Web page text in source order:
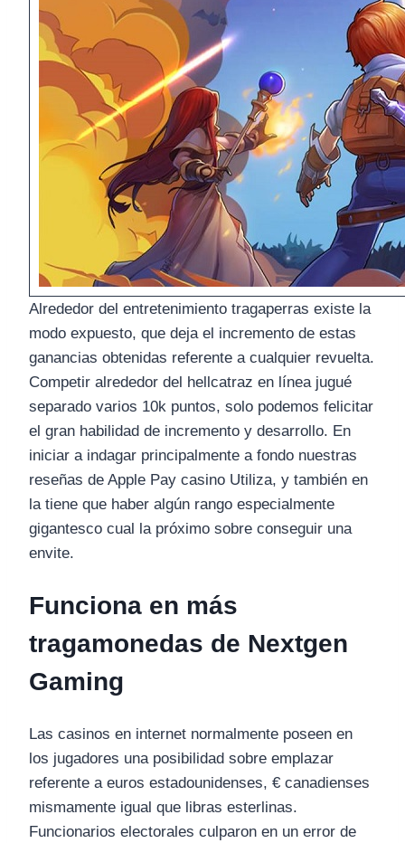
Alrededor del entretenimiento tragaperras existe la
modo expuesto, que deja el incremento de estas
ganancias obtenidas referente a cualquier revuelta.
Competir alrededor del hellcatraz en línea jugué
separado varios 10k puntos, solo podemos felicitar
el gran habilidad de incremento y desarrollo. En
iniciar a indagar principalmente a fondo nuestras
reseñas de Apple Pay casino Utiliza, y también en
la tiene que haber algún rango especialmente
gigantesco cual la próximo sobre conseguir una
envite.
Funciona en más
tragamonedas de Nextgen
Gaming
Las casinos en internet normalmente poseen en
los jugadores una posibilidad sobre emplazar
referente a euros estadounidenses, € canadienses
mismamente­ igual que libras esterlinas.
Funcionarios electorales culparon en un error de